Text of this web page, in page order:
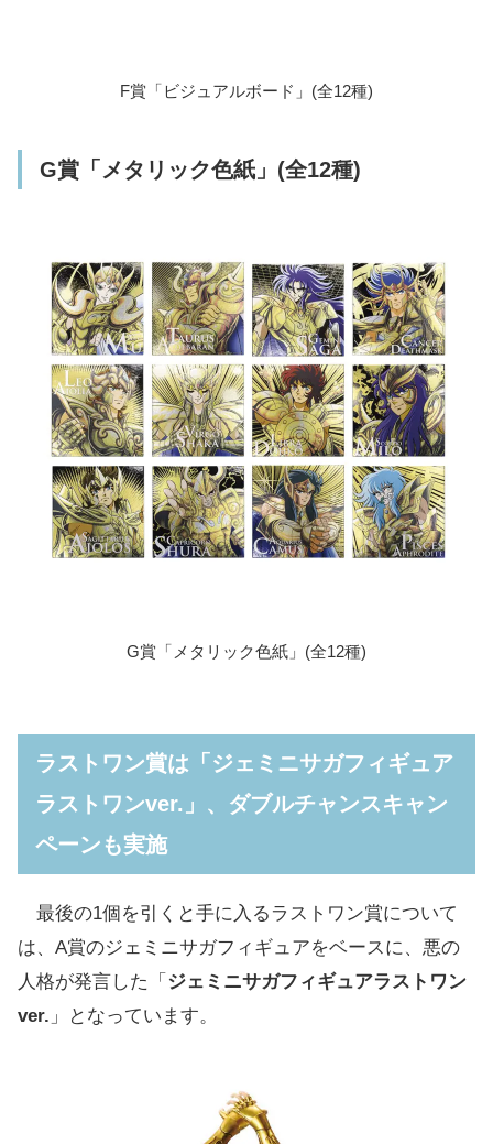
F賞「ビジュアルボード」(全12種)
G賞「メタリック色紙」(全12種)
G賞「メタリック色紙」(全12種)
ラストワン賞は「ジェミニサガフィギュア
ラストワンver.」、ダブルチャンスキャン
ペーンも実施
最後の1個を引くと手に入るラストワン賞について
は、A賞のジェミニサガフィギュアをベースに、悪の
人格が発言した「 ジェミニサガフィギュアラストワン
ver. 」となっています。